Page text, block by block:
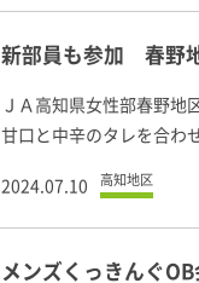
新部員も参加 春野
ＪＡ高知県女性部春野地
甘口と中辛のタレを合わ
2024.07.10 高知地区
メンズくっきんぐ